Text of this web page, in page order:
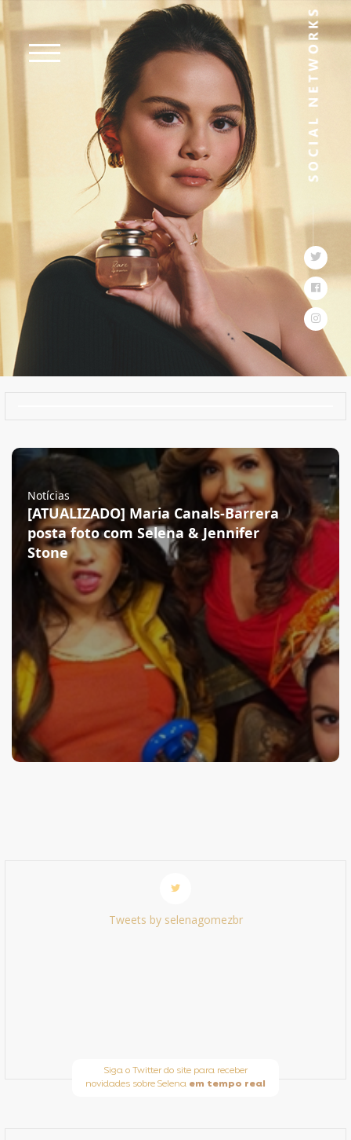
Notícias
[ATUALIZADO] Maria Canals-Barrera
posta foto com Selena & Jennifer
Stone
Tweets by selenagomezbr
Siga o Twitter do site para receber
novidades sobre Selena em tempo real